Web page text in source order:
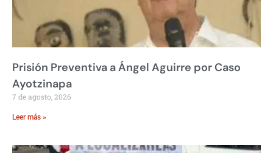
Prisión Preventiva a Ángel Aguirre por Caso
Ayotzinapa
7 de agosto, 2026
Leer más »